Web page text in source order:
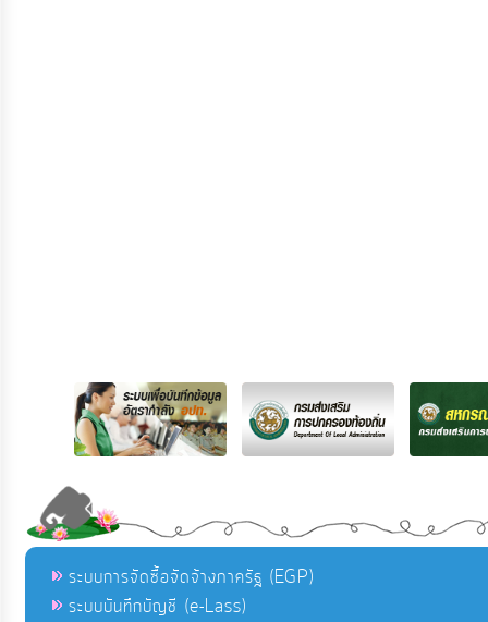
ระบบการจัดซื้อจัดจ้างภาครัฐ (EGP)
ระบบบันทึกบัญชี (e-Lass)